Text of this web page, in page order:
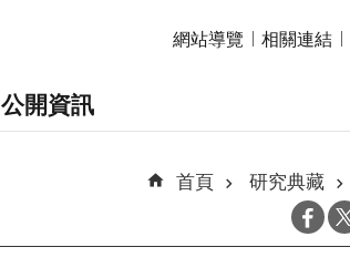
網站導覽
相關連結
公開資訊
首頁 研究典藏